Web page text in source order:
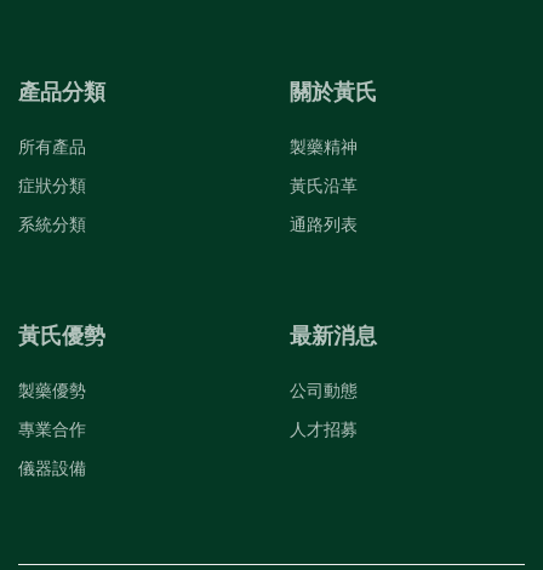
產品分類
所有產品
症狀分類
系統分類
關於黃氏
製藥精神
黃氏沿革
通路列表
黃氏優勢
製藥優勢
專業合作
儀器設備
最新消息
公司動態
人才招募